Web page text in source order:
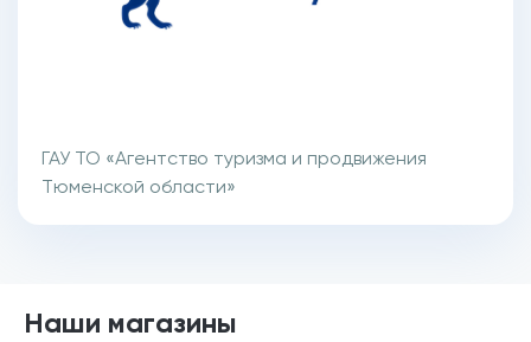
ГАУ ТО «Агентство туризма и продвижения
Тюменской области»
Наши магазины